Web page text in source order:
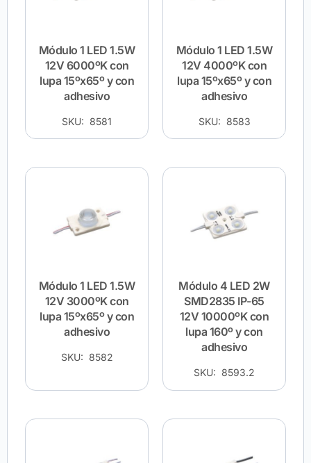
Módulo 1 LED 1.5W
12V 6000ºK con
lupa 15ºx65º y con
adhesivo
SKU: 8581
Módulo 1 LED 1.5W
12V 4000ºK con
lupa 15ºx65º y con
adhesivo
SKU: 8583
Módulo 1 LED 1.5W
12V 3000ºK con
lupa 15ºx65º y con
adhesivo
SKU: 8582
Módulo 4 LED 2W
SMD2835 IP-65
12V 10000ºK con
lupa 160º y con
adhesivo
SKU: 8593.2